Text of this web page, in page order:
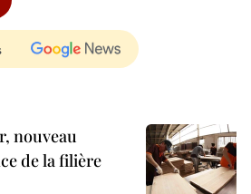
nouveau
de la filière